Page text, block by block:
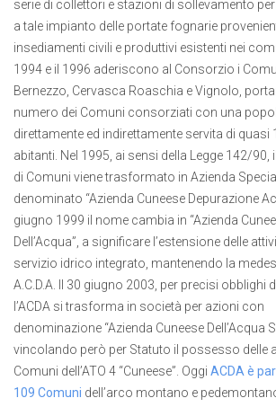
serie di collettori e stazioni di sollevamento per
a tale impianto delle portate fognarie
insediamenti civili e produttivi esistenti nei
1994 e il 1996 aderiscono al Consorzio i
Bernezzo, Cervasca Roaschia e Vignolo,
numero dei Comuni consorziati con una
direttamente ed indirettamente servita di quasi
abitanti. Nel 1995, ai sensi della Legge 142/90,
di Comuni viene trasformato in Azienda
denominato “Azienda Cuneese Depurazione
giugno 1999 il nome cambia in “Azienda
Dell’Acqua”, a significare l’estensione delle
servizio idrico integrato, mantenendo la
A.C.D.A. Il 30 giugno 2003, per precisi obblighi
l’ACDA si trasforma in società per azioni con
denominazione “Azienda Cuneese Dell’Acqua
vincolando però per Statuto il possesso delle
Comuni dell’ATO 4 “Cuneese”. Oggi ACDA è
109 Comuni dell’arco montano e